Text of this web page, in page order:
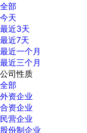
全部
今天
最近3天
最近7天
最近一个月
最近三个月
公司性质
全部
外资企业
合资企业
民营企业
股份制企业